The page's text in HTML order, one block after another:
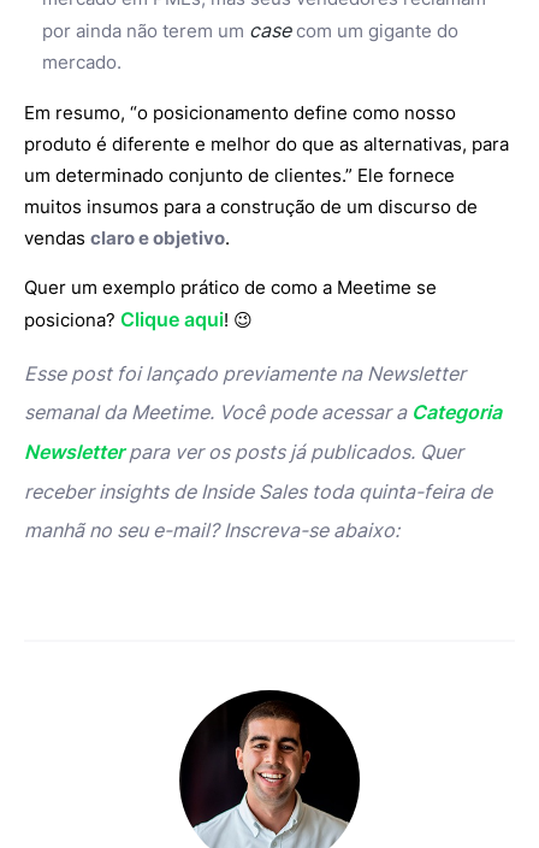
por ainda não terem um casecom um gigante do
mercado.
Em resumo, “o posicionamento define como nosso
produto é diferente e melhor do que as alternativas, para
um determinado conjunto de clientes.” Ele fornece
muitos insumos para a construção de um discurso de
vendas claro e objetivo.
Quer um exemplo prático de como a Meetime se
posiciona? Clique aqui! 😉
Esse post foi lançado previamente na Newsletter
semanal da Meetime. Você pode acessar a Categoria
Newsletterpara ver os posts já publicados. Quer
receber insights de Inside Sales toda quinta-feira de
manhã no seu e-mail? Inscreva-se abaixo: